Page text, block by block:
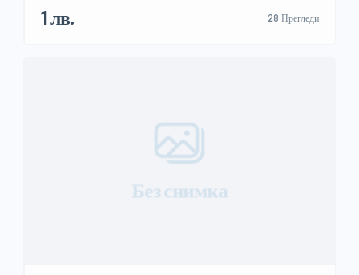
монтаж! Изберете инверторен климатик 9, 12, 18, 24 на
1 лв. 28 Прегледи
Без снимка